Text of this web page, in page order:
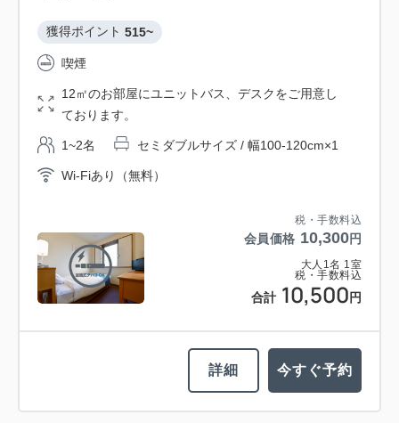
税・手数料込
会員価格 10,300円
大人 1 名 1 室
税・手数料込
合計 10,500 円
獲得ポイント 515~
喫煙
12㎡のお部屋にユニットバス、デスクをご用意し
ております。
1~2名 セミダブルサイズ / 幅100-120cm×1
Wi-Fiあり（無料）
詳細 今すぐ予約